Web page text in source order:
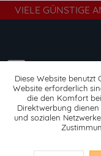
VIELE GÜNSTIGE
Gürtel klassisch
Diese Website benutzt
Website erforderlich
die den Komfort
Direktwerbung
und sozialen